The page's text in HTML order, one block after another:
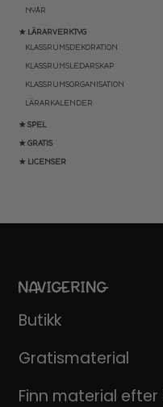
NYÅR
★ LÄRARVERKTYG
KLASSRUMSDEKORATION
KLASSRUMSLEDARSKAP
KLASSRUMSORGANISATION
LÄRARKALENDER
★ SPEL
★ GRATIS
★ LICENSER
NAVIGERING
Butikk
Gratismaterial
Finn material